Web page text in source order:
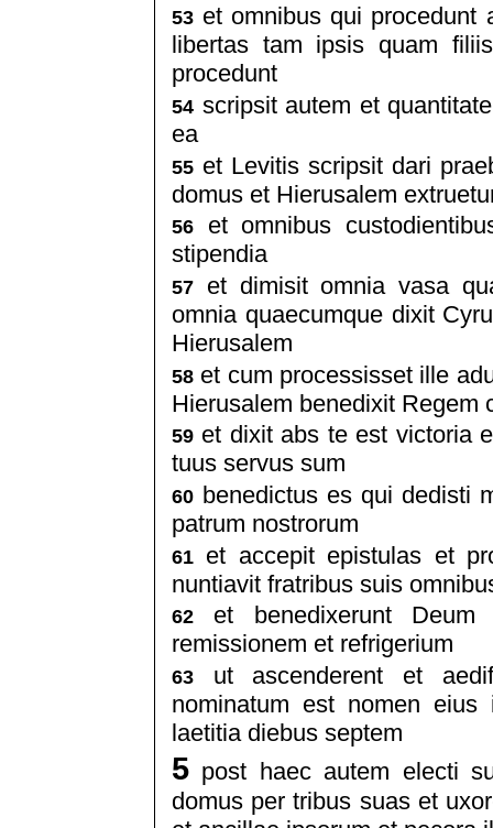
53 et omnibus qui procedunt
libertas tam ipsis quam
procedunt
54 scripsit autem et
ea
55 et Levitis scripsit dari
domus et Hierusalem
56
et omnibus
stipendia
57
et dimisit omnia vasa
omnia quaecumque dixit
Hierusalem
58 et cum processisset ille
Hierusalem benedixit Regem
59 et dixit abs te est victoria
tuus servus sum
60 benedictus es qui dedisti
patrum nostrorum
61 et accepit epistulas et
nuntiavit fratribus suis
62
et benedixerunt
remissionem et refrigerium
63
ut ascenderent et
nominatum est nomen
laetitia diebus septem
5 post haec autem electi
domus per tribus suas et